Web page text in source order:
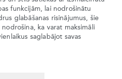
funkcijām, lai nodrošinātu
glabāšanas risinājumus, šie
ka varat maksimāli
saglabājot savas